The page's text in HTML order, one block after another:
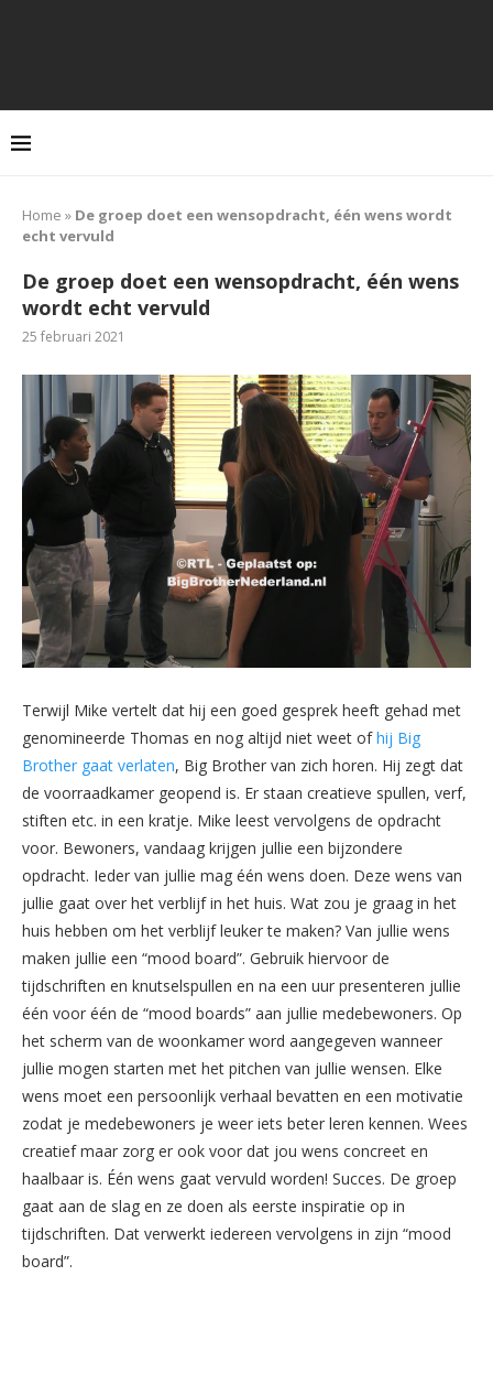
Home » De groep doet een wensopdracht, één wens wordt
echt vervuld
De groep doet een wensopdracht, één wens
wordt echt vervuld
25 februari 2021
Terwijl Mike vertelt dat hij een goed gesprek heeft gehad met
genomineerde Thomas en nog altijd niet weet ofhij Big
Brother gaat verlaten, Big Brother van zich horen. Hij zegt dat
de voorraadkamer geopend is. Er staan creatieve spullen, verf,
stiften etc. in een kratje. Mike leest vervolgens de opdracht
voor. Bewoners, vandaag krijgen jullie een bijzondere
opdracht. Ieder van jullie mag één wens doen. Deze wens van
jullie gaat over het verblijf in het huis. Wat zou je graag in het
huis hebben om het verblijf leuker te maken? Van jullie wens
maken jullie een “mood board”. Gebruik hiervoor de
tijdschriften en knutselspullen en na een uur presenteren jullie
één voor één de “mood boards” aan jullie medebewoners. Op
het scherm van de woonkamer word aangegeven wanneer
jullie mogen starten met het pitchen van jullie wensen. Elke
wens moet een persoonlijk verhaal bevatten en een motivatie
zodat je medebewoners je weer iets beter leren kennen. Wees
creatief maar zorg er ook voor dat jou wens concreet en
haalbaar is. Één wens gaat vervuld worden! Succes. De groep
gaat aan de slag en ze doen als eerste inspiratie op in
tijdschriften. Dat verwerkt iedereen vervolgens in zijn “mood
board”.